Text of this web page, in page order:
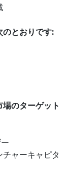
のとおりです:
のターゲット
ャーキャピタ